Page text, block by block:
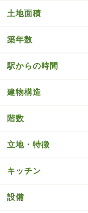
土地面積
築年数
駅からの時間
建物構造
階数
立地・特徴
キッチン
設備